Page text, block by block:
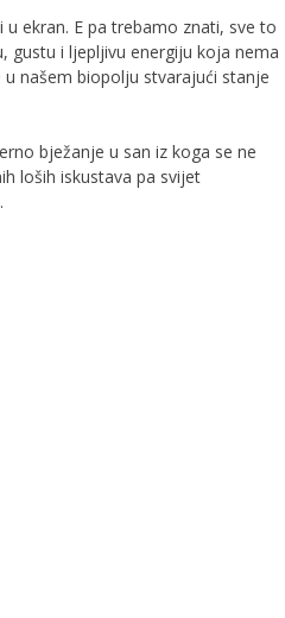
ekran. E pa trebamo znati, sve to
gustu i ljepljivu energiju koja nema
našem biopolju stvarajući stanje
bježanje u san iz koga se ne
loših iskustava pa svijet